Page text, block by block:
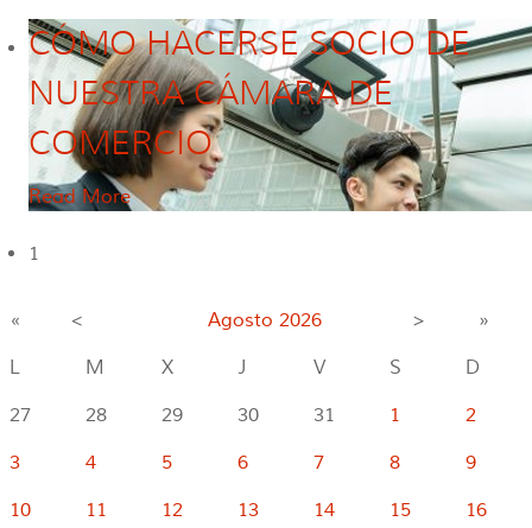
CÓMO HACERSE SOCIO DE
NUESTRA CÁMARA DE
COMERCIO
Read More
1
« < Agosto 2026 >
»
L
M X J V S
D
27
28 29 30 31 1
2
3
4 5 6 7 8
9
10
11 12 13 14 15 16